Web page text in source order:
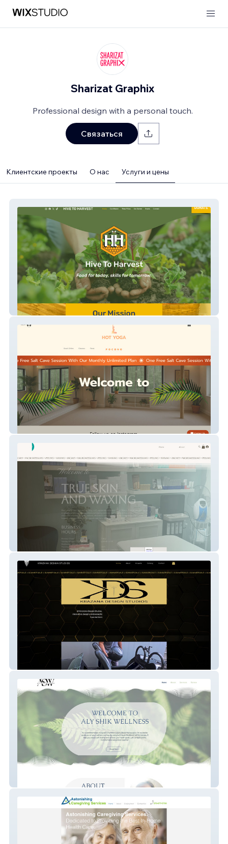
Sharizat Graphix
Professional design with a personal touch.
Связаться
Клиентские проекты О нас Услуги и цены
HiveToHarvest
Hot Yoga Pocono
True Skin And Waxing
Krazana Design Studio